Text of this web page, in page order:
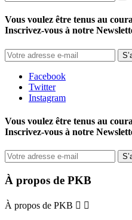
Vous voulez être tenus au
Inscrivez-vous à notre
Facebook
Twitter
Instagram
Vous voulez être tenus au
Inscrivez-vous à notre
À propos de PKB
À propos de PKB  